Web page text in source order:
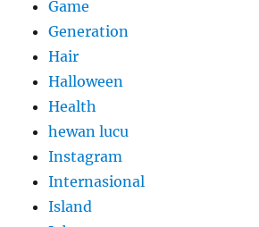
Game
Generation
Hair
Halloween
Health
hewan lucu
Instagram
Internasional
Island